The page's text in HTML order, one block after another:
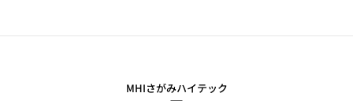
MHIさがみハイテック